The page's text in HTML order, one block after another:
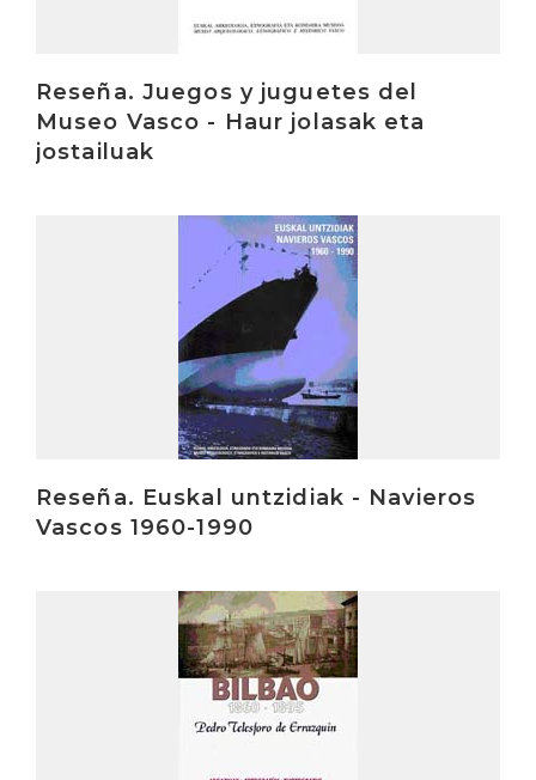
Reseña. Juegos y juguetes del
Museo Vasco - Haur jolasak eta
jostailuak
Reseña. Euskal untzidiak - Navieros
Vascos 1960-1990